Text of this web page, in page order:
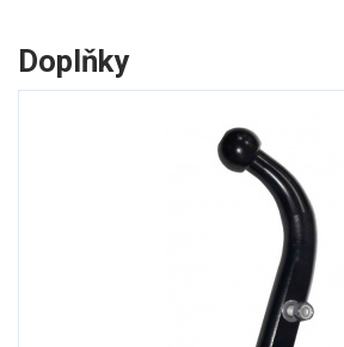
Doplňky